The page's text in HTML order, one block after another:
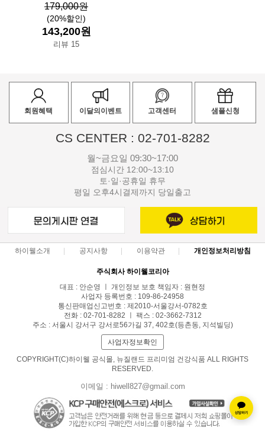
179,000원
(20%할인)
143,200원
리뷰 15
회원혜택 이달의이벤트 고객센터 샘플신청
CS CENTER : 02-701-8282
월~금요일 09:30~17:00
점심시간 12:00~13:10
토·일·공휴일 휴무
평일 오후4시결제까지 당일출고
하이웰소개 공지사항 이용약관 개인정보처리방침
주식회사 하이웰코리아
대표 : 안순영 ㅣ 개인정보 보호 책임자 : 원현정
사업자 등록번호 : 109-86-24958
통신판매업신고번호 : 제2010-서울강서-0782호
전화 : 02-701-8282 ㅣ 팩스 : 02-3662-7312
주소 : 서울시 강서구 강서로56가길 37, 402호(등촌동, 지석빌딩)
사업자정보확인
COPYRIGHT(C)하이웰 공식몰, 뉴질랜드 프리미엄 건강식품 ALL RIGHTS
RESERVED.
이메일 : hiwell827@gmail.com